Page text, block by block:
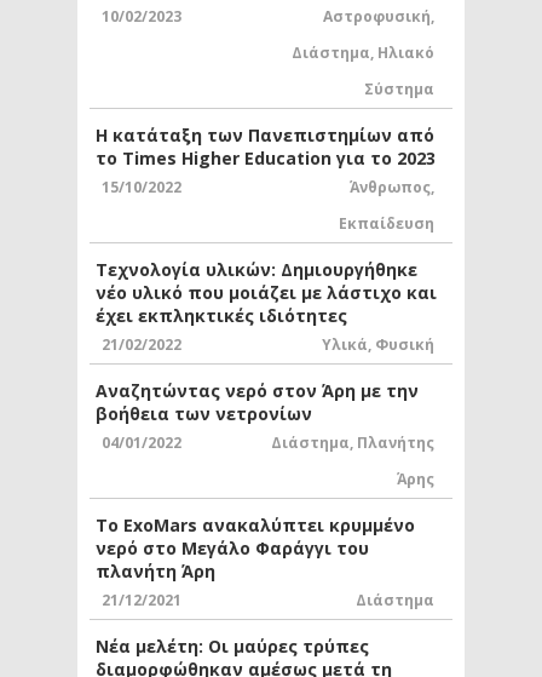
10/02/2023 Αστροφυσική,
Διάστημα, Ηλιακό
Σύστημα
Η κατάταξη των Πανεπιστημίων από
το Times Higher Education για το 2023
15/10/2022 Άνθρωπος,
Εκπαίδευση
Τεχνολογία υλικών: Δημιουργήθηκε
νέο υλικό που μοιάζει με λάστιχο και
έχει εκπληκτικές ιδιότητες
21/02/2022 Υλικά, Φυσική
Αναζητώντας νερό στον Άρη με την
βοήθεια των νετρονίων
04/01/2022 Διάστημα, Πλανήτης
Άρης
Το ExoMars ανακαλύπτει κρυμμένο
νερό στο Μεγάλο Φαράγγι του
πλανήτη Άρη
21/12/2021 Διάστημα
Νέα μελέτη: Οι μαύρες τρύπες
διαμορφώθηκαν αμέσως μετά τη